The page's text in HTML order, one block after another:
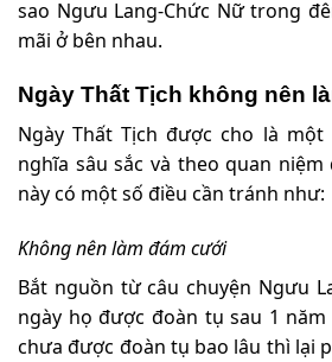
sao Ngưu Lang-Chức Nữ trong
mãi ở bên nhau.
Ngày Thất Tịch không nên
Ngày Thất Tịch được cho là
nghĩa sâu sắc và theo quan
này có một số điều cần tránh như:
Không nên làm đám cưới
Bắt nguồn từ câu chuyện Ngưu
ngày họ được đoàn tụ sau 1 năm
chưa được đoàn tụ bao lâu thì lại